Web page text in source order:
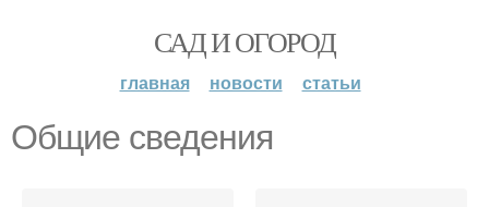
САД И ОГОРОД
главная новости статьи
Общие сведения